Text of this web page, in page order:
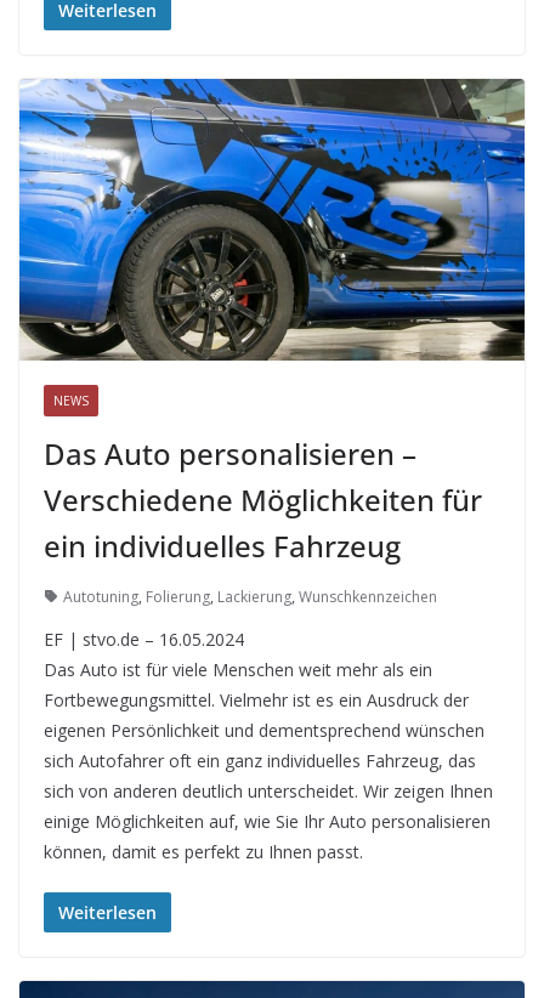
Weiterlesen
NEWS
Das Auto personalisieren –
Verschiedene Möglichkeiten für
ein individuelles Fahrzeug
Autotuning, Folierung, Lackierung, Wunschkennzeichen
EF | stvo.de – 16.05.2024
Das Auto ist für viele Menschen weit mehr als ein
Fortbewegungsmittel. Vielmehr ist es ein Ausdruck der
eigenen Persönlichkeit und dementsprechend wünschen
sich Autofahrer oft ein ganz individuelles Fahrzeug, das
sich von anderen deutlich unterscheidet. Wir zeigen Ihnen
einige Möglichkeiten auf, wie Sie Ihr Auto personalisieren
können, damit es perfekt zu Ihnen passt.
Weiterlesen